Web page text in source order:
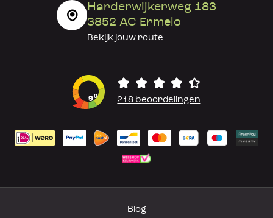
Harderwijkerweg 183
3852 AC Ermelo
Bekijk jouw route
90 218 beoordelingen
Blog